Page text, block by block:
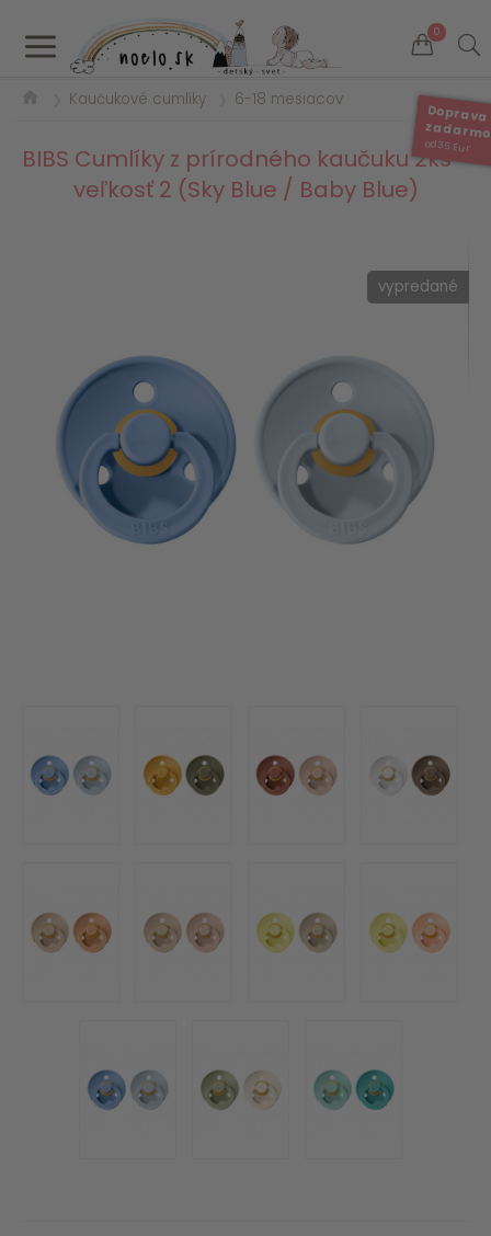
a 0
Doprava
od 35 Eur
Kaučukové cumlíky 6-18 mesiacov
BIBS Cumlíky z prírodného kaučuku 2ks -
veľkosť 2 (Sky Blue / Baby Blue)
vypredané